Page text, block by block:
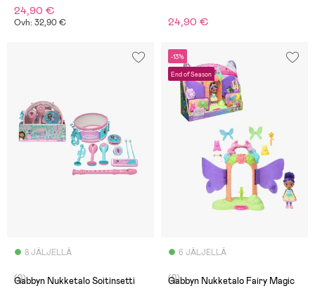
24,90 €
Ovh: 32,90 € 24,90 €
8 JÄLJELLÄ
(0)
Gabbyn Nukketalo Soitinsetti
-13%
End of Season
6 JÄLJELLÄ
(0)
Gabbyn Nukketalo Fairy Magic